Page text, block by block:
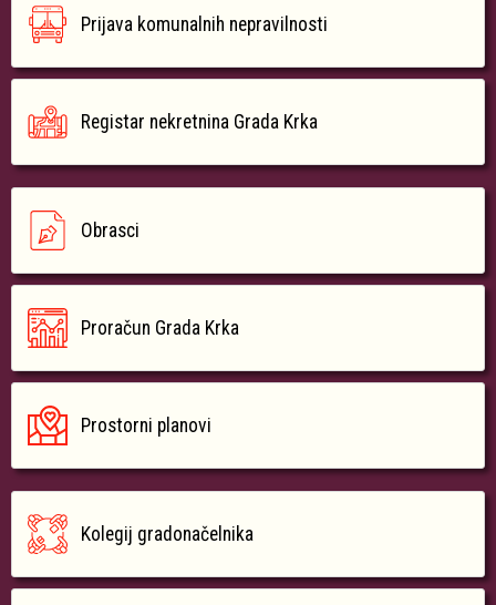
Prijava komunalnih nepravilnosti
Registar nekretnina Grada Krka
Obrasci
Proračun Grada Krka
Prostorni planovi
Kolegij gradonačelnika